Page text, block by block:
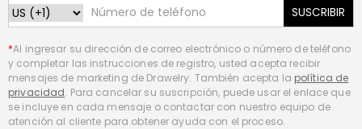
SUSCRIBIR
*Al ingresar su dirección de correo electrónico o número de teléfono
y completar las instrucciones de registro, usted acepta recibir
mensajes de marketing de Drawelry. También acepta la política de
privacidad. Para cancelar su suscripción, puede usar el enlace que
se incluye en cada mensaje o contactar con nuestro equipo de
atención al cliente para obtener ayuda con el proceso.